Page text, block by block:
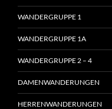
WANDERGRUPPE 1
WANDERGRUPPE 1A
WANDERGRUPPE 2 – 4
DAMENWANDERUNGEN
HERRENWANDERUNGEN